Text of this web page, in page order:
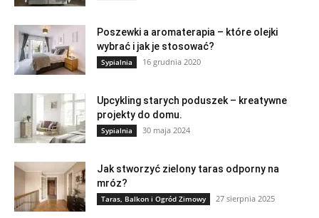
Poszewki a aromaterapia – które olejki
wybrać i jak je stosować?
Sypialnia 16 grudnia 2020
Upcykling starych poduszek – kreatywne
projekty do domu.
Sypialnia 30 maja 2024
Jak stworzyć zielony taras odporny na
mróz?
Taras, Balkon i Ogród Zimowy 27 sierpnia 2025